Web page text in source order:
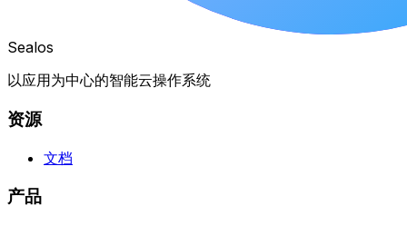
Sealos
以应用为中心的智能云操作系统
资源
文档
产品